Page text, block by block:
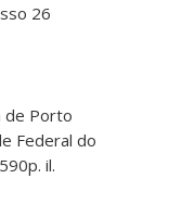
26
de Porto
Federal do
il.